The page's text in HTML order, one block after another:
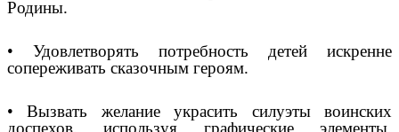
Родины.
• Удовлетворять потребность детей искренне
сопереживать сказочным героям.
• Вызвать желание украсить силуэты воинских
доспехов, используя графические элементы,